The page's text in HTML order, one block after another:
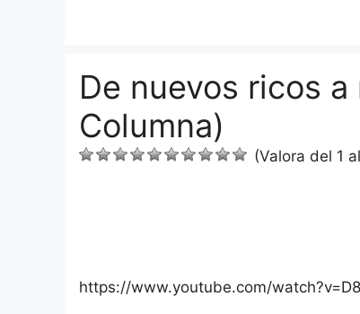
De nuevos ricos
Columna)
(Valora del 1
https://www.youtube.com/